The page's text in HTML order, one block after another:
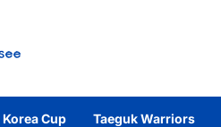
Korea Cup Taeguk Warriors